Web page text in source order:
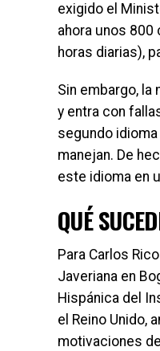
exigido el
ahora unos
horas diarias),
Sin embargo,
y entra con
segundo
manejan. De
este idioma en
QUÉ
Para Carlos
Javeriana en
Hispánica del
el Reino Unido,
motivaciones